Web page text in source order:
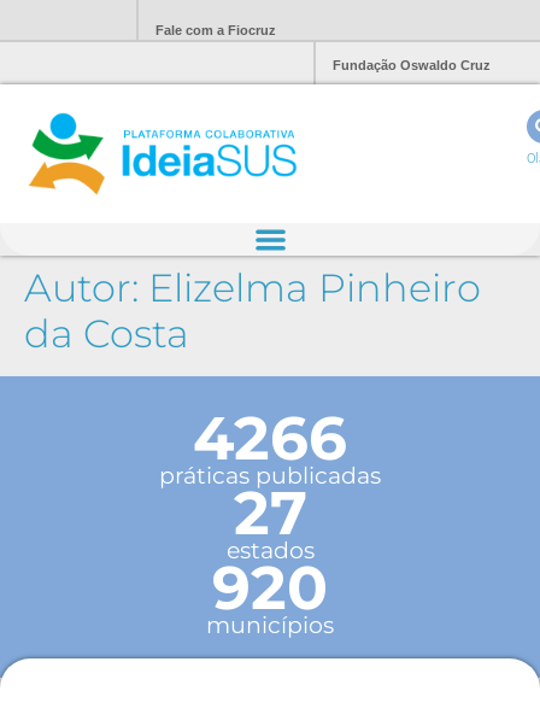
Fale com a Fiocruz
Fundação Oswaldo Cruz
Autor: Elizelma Pinheiro
da Costa
4266
práticas publicadas
27
estados
920
municípios